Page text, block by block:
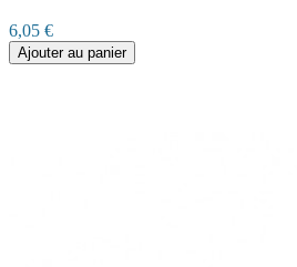
6,05 €
Ajouter au panier